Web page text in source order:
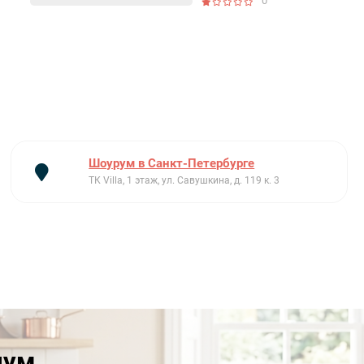
Шоурум в Санкт-Петербурге
ТК Villa, 1 этаж, ул. Савушкина, д. 119 к. 3